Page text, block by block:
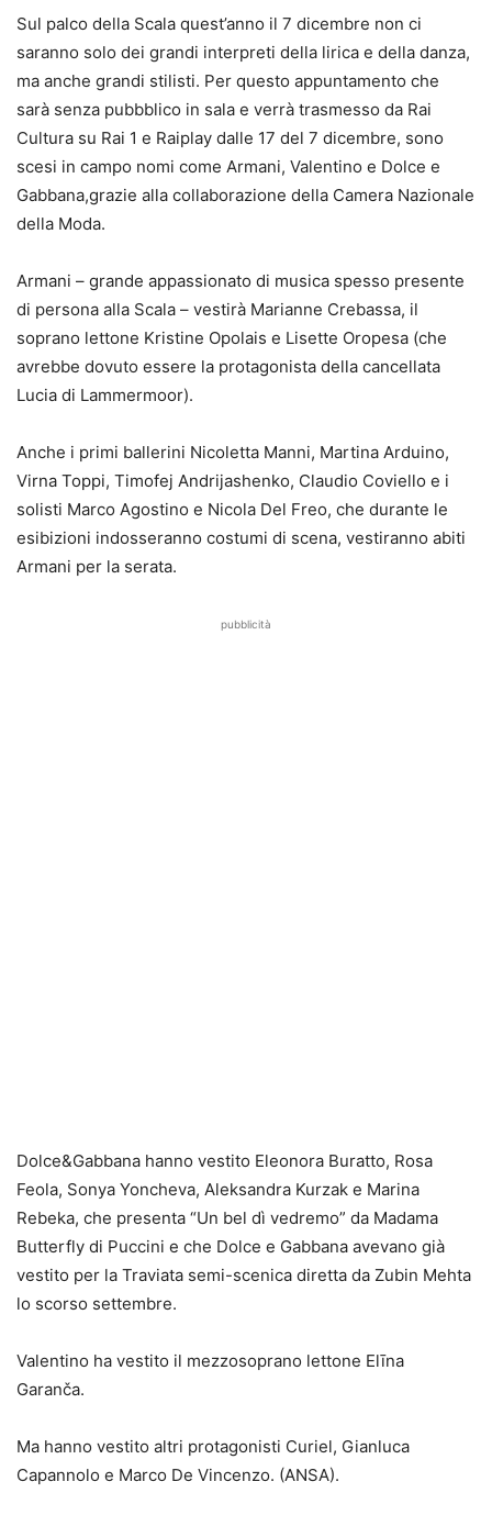
Sul palco della Scala quest’anno il 7 dicembre non ci
saranno solo dei grandi interpreti della lirica e della danza,
ma anche grandi stilisti. Per questo appuntamento che
sarà senza pubbblico in sala e verrà trasmesso da Rai
Cultura su Rai 1 e Raiplay dalle 17 del 7 dicembre, sono
scesi in campo nomi come Armani, Valentino e Dolce e
Gabbana,grazie alla collaborazione della Camera Nazionale
della Moda.
Armani – grande appassionato di musica spesso presente
di persona alla Scala – vestirà Marianne Crebassa, il
soprano lettone Kristine Opolais e Lisette Oropesa (che
avrebbe dovuto essere la protagonista della cancellata
Lucia di Lammermoor).
Anche i primi ballerini Nicoletta Manni, Martina Arduino,
Virna Toppi, Timofej Andrijashenko, Claudio Coviello e i
solisti Marco Agostino e Nicola Del Freo, che durante le
esibizioni indosseranno costumi di scena, vestiranno abiti
Armani per la serata.
pubblicità
Dolce&Gabbana hanno vestito Eleonora Buratto, Rosa
Feola, Sonya Yoncheva, Aleksandra Kurzak e Marina
Rebeka, che presenta “Un bel dì vedremo” da Madama
Butterfly di Puccini e che Dolce e Gabbana avevano già
vestito per la Traviata semi-scenica diretta da Zubin Mehta
lo scorso settembre.
Valentino ha vestito il mezzosoprano lettone Elīna
Garanča.
Ma hanno vestito altri protagonisti Curiel, Gianluca
Capannolo e Marco De Vincenzo. (ANSA).